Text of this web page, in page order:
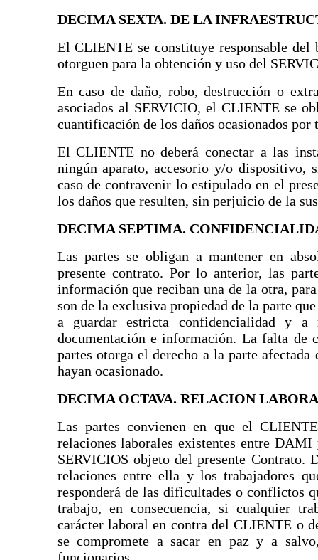
DECIMA SEXTA. DE LA
El CLIENTE se constituye responsable del
otorguen para la obtención y uso del
En caso de daño, robo, destrucción o
asociados al SERVICIO, el CLIENTE se
cuantificación de los daños ocasionados por
El CLIENTE no deberá conectar a las
ningún aparato, accesorio y/o
caso de contravenir lo estipulado en el
los daños que resulten, sin perjuicio de la
DECIMA SEPTIMA.
Las partes se obligan a mantener en
presente contrato. Por lo anterior, las
información que reciban una de la otra,
son de la exclusiva propiedad de la parte
a guardar estricta confidencialidad y
documentación e información. La falta de
partes otorga el derecho a la parte
hayan ocasionado.
DECIMA OCTAVA. RELACION
Las partes convienen en que el
relaciones laborales existentes entre
SERVICIOS objeto del presente Contrato.
relaciones entre ella y los trabajadores
responderá de las dificultades o conflictos
trabajo, en consecuencia, si cualquier
carácter laboral en contra del CLIENTE o
se compromete a sacar en paz y a